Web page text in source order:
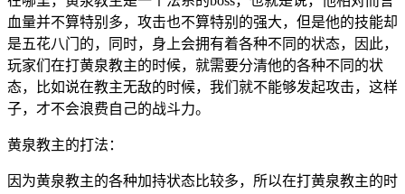
血量并不算特别多，攻击也不算特别的强大，但是他的技能却
是五花八门的，同时，身上会拥有着各种不同的状态，因此，
玩家们在打黄泉教主的时候，就需要分清他的各种不同的状
态，比如说在教主无敌的时候，我们就不能够发起攻击，这样
子，才不会浪费自己的战斗力。
黄泉教主的打法：
因为黄泉教主的各种加持状态比较多，所以在打黄泉教主的时